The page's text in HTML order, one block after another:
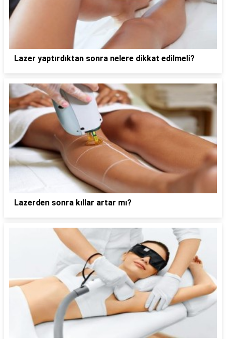
Lazer yaptırdıktan sonra nelere dikkat edilmeli?
Lazerden sonra kıllar artar mı?